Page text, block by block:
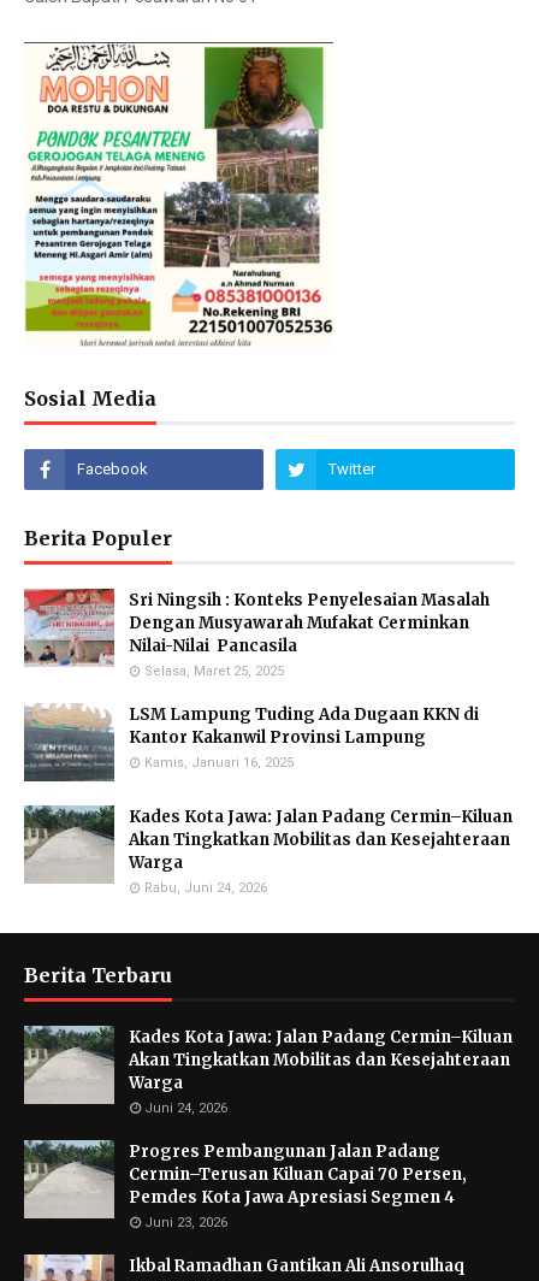
Sosial Media
Berita Populer
Sri Ningsih : Konteks Penyelesaian Masalah
Dengan Musyawarah Mufakat Cerminkan
Nilai-Nilai Pancasila
Selasa, Maret 25, 2025
LSM Lampung Tuding Ada Dugaan KKN di
Kantor Kakanwil Provinsi Lampung
Kamis, Januari 16, 2025
Kades Kota Jawa: Jalan Padang Cermin–Kiluan
Akan Tingkatkan Mobilitas dan Kesejahteraan
Warga
Rabu, Juni 24, 2026
Berita Terbaru
Kades Kota Jawa: Jalan Padang Cermin–Kiluan
Akan Tingkatkan Mobilitas dan Kesejahteraan
Warga
Juni 24, 2026
Progres Pembangunan Jalan Padang
Cermin–Terusan Kiluan Capai 70 Persen,
Pemdes Kota Jawa Apresiasi Segmen 4
Juni 23, 2026
Ikbal Ramadhan Gantikan Ali Ansorulhaq